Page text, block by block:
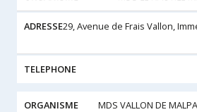
29, Avenue de Frais Vallon,
MDS VALLON DE